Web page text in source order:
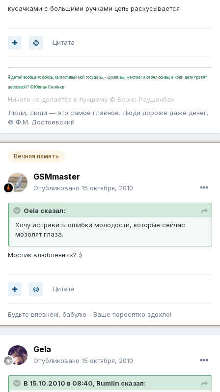
кусачками с большими ручками цепь раскусывается
Цитата
Я детей вообще то боюсь, милостивый мой государь, - шумливы, жестоки и себялюбивы, а коли дети правят
державой? ©Юлиан Семёнов
Ничего не делается к лучшему © Борис Раушенбах
Люди, люди — это самое главное. Люди дороже даже денег.
© Ф.М. Достоевский
Вечная память
GSMmaster
Опубликовано 15 октября, 2010
Gela сказал:
Хочу исправить ошибки молодости, которые сейчас
мозолят глаза.
Мостик влюбленных? :)
Цитата
Будьте впевненi, бабулю - Ваше поросятко здохло!
Gela
Опубликовано 15 октября, 2010
В 15.10.2010 в 08:40, Rumlin сказал: